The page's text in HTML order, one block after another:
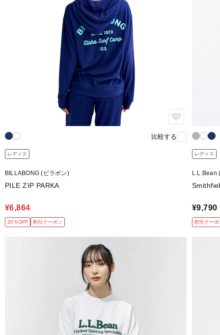
比較する
レディス
BILLABONG (ビラボン)
PILE ZIP PARKA
¥6,864
20％OFF 割引クーポン
レディス
L.L.Bean
¥9,790
割引クーポ